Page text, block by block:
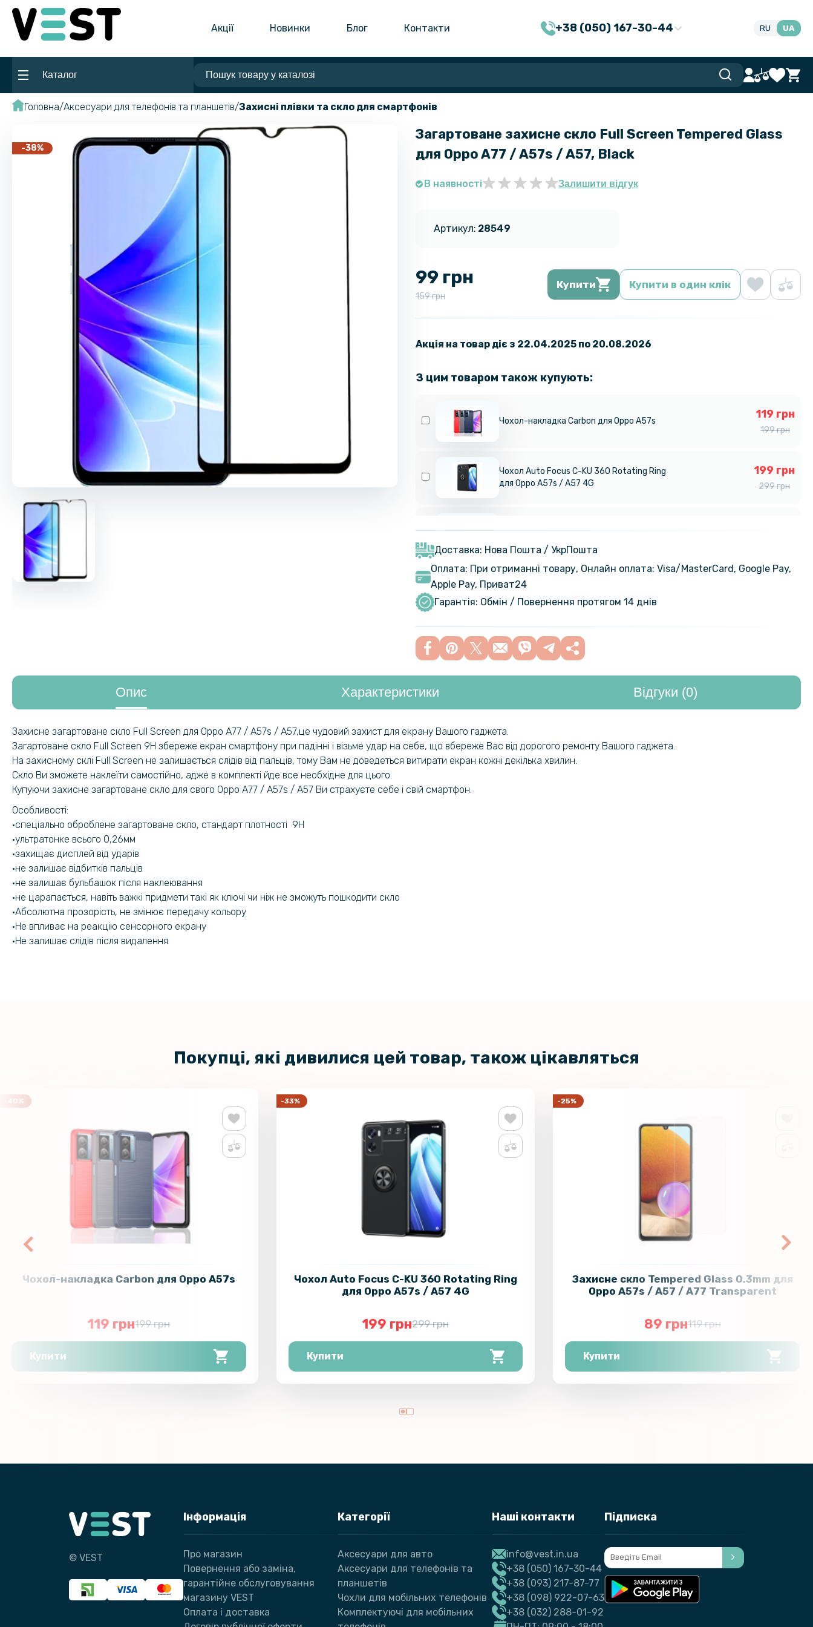
Акції Новинки Блог Контакти +38 (050) 167-30-44 RU UA
Каталог
Головна Аксесуари для телефонів та планшетів Захисні плівки та скло для смартфонів
-38%
Загартоване захисне скло Full Screen Tempered Glass
для Oppo A77 / A57s / A57, Black
В наявності Залишити відгук
Артикул: 28549
99 грн
159 грн
Купити Купити в один клік
Акція на товар діє з 22.04.2025 по 20.08.2026
З цим товаром також купують:
Чохол-накладка Carbon для Oppo A57s
119 грн
199 грн
Чохол Auto Focus C-KU 360 Rotating Ring
для Oppo A57s / A57 4G
199 грн
299 грн
Film для Oppo A57s на задню панель,
Transparent
Чохол-книжка Epik iFace Retro Leather для
Oppo A57s / A57 4G
Протиударна гідрогелева плівка Hydrogel
Протиударна гідрогелева плівка Hydrogel
Film для Oppo Reno8 T на задню панель,
Доставка: Нова Пошта / УкрПошта
Оплата: При отриманні товару, Онлайн оплата: Visa/MasterСard, Google Pay,
Apple Pay, Приват24
Гарантія: Обмін / Повернення протягом 14 днів
Опис Характеристики Відгуки (0)
Захисне загартоване скло Full Screen для Oppo A77 / A57s / A57,це чудовий захист для екрану Вашого гаджета.
Загартоване скло Full Screen 9H збереже екран смартфону при падінні і візьме удар на себе, що вбереже Вас від дорогого ремонту Вашого гаджета.
На захисному склі Full Screen не залишається слідів від пальців, тому Вам не доведеться витирати екран кожні декілька хвилин.
Скло Ви зможете наклеїти самостійно, адже в комплекті йде все необхідне для цього.
Купуючи захисне загартоване скло для свого Oppo A77 / A57s / A57 Ви страхуєте себе і свій смартфон.
Особливості:
•спеціально оброблене загартоване скло, стандарт плотності 9H
•ультратонке всього 0,26мм
•захищає дисплей від ударів
•не залишає відбитків пальців
•не залишає бульбашок після наклеювання
•не царапається, навіть важкі придмети такі як ключі чи ніж не зможуть пошкодити скло
•Абсолютна прозорість, не змінює передачу кольору
•Не впливає на реакцію сенсорного екрану
•Не залишає слідів після видалення
Покупці, які дивилися цей товар, також цікавляться
-40%
Чохол-накладка Carbon для Oppo A57s
119 грн199 грн
Купити
-33%
Чохол Auto Focus C-KU 360 Rotating Ring
для Oppo A57s / A57 4G
199 грн299 грн
Купити
-25%
Захисне скло Tempered Glass 0.3mm для
Oppo A57s / A57 / A77 Transparent
89 грн119 грн
Купити
© VEST
Інформація
Про магазин
Повернення або заміна,
гарантійне обслуговування
магазину VEST
Оплата і доставка
Категорії
Аксесуари для авто
Аксесуари для телефонів та
планшетів
Чохли для мобільних телефонів
Комплектуючі для мобільних
Наші контакти
info@vest.in.ua
+38 (050) 167-30-44
+38 (093) 217-87-77
+38 (098) 922-07-63
+38 (032) 288-01-92
Підписка